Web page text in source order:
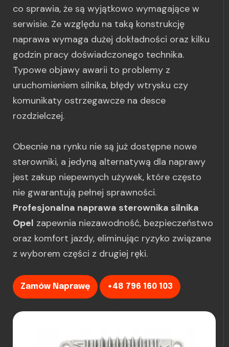
co sprawia, że są wyjątkowo wymagające w
serwisie. Ze względu na taką konstrukcję
naprawa wymaga dużej dokładności oraz kilku
godzin pracy doświadczonego technika.
Typowe objawy awarii to problemy z
uruchomieniem silnika, błędy wtrysku czy
komunikaty ostrzegawcze na desce
rozdzielczej.
Obecnie na rynku nie są już dostępne nowe
sterowniki, a jedyną alternatywą dla naprawy
jest zakup niepewnych używek, które często
nie gwarantują pełnej sprawności.
Profesjonalna naprawa sterownika silnika
Opel zapewnia niezawodność, bezpieczeństwo
oraz komfort jazdy, eliminując ryzyko związane
z wyborem części z drugiej ręki.
Zamów Naprawę +48 796 160 103